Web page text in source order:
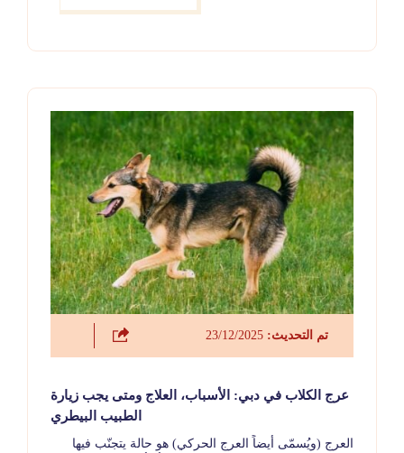
تم التحديث:
عرج الكلاب في دبي: الأسباب، العلاج ومتى يجب زيارة
الطبيب البيطري
العرج (ويُسمّى أيضاً العرج الحركي) هو حالة يتجنّب فيها